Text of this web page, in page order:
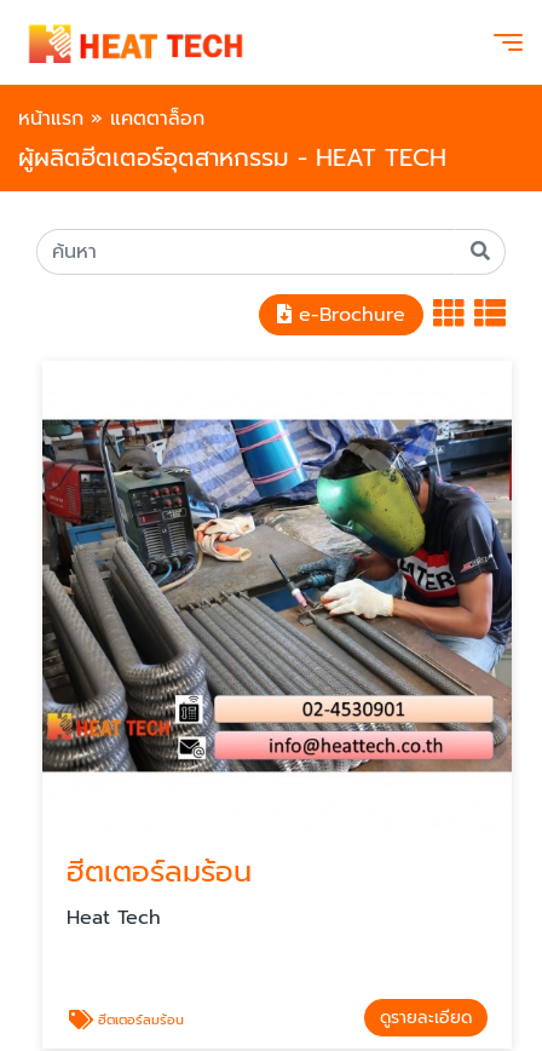
หน้าแรก » แคตตาล็อก
ผู้ผลิตฮีตเตอร์อุตสาหกรรม - HEAT TECH
e-Brochure
ฮีตเตอร์ลมร้อน
Heat Tech
ฮีตเตอร์ลมร้อน ดูรายละเอียด